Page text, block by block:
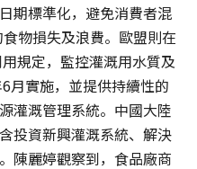
期標準化，避免消費者混
物損失及浪費。歐盟則在
規定，監控灌溉用水質及
月實施，並提供持續性的
灌溉管理系統。中國大陸
投資新興灌溉系統、解決
陳麗婷觀察到，食品廠商